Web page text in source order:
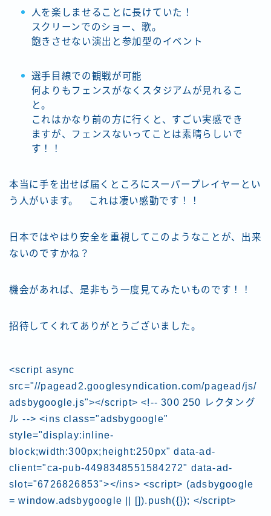
人を楽しませることに長けていた！
スクリーンでのショー、歌。
飽きさせない演出と参加型のイベント
選手目線での観戦が可能
何よりもフェンスがなくスタジアムが見れるこ
と。
これはかなり前の方に行くと、すごい実感でき
ますが、フェンスないってことは素晴らしいで
す！！
本当に手を出せば届くところにスーパープレイヤーとい
う人がいます。 これは凄い感動です！！
日本ではやはり安全を重視してこのようなことが、出来
ないのですかね？
機会があれば、是非もう一度見てみたいものです！！
招待してくれてありがとうございました。
<script async
src="//pagead2.googlesyndication.com/pagead/js/
adsbygoogle.js"></script> <!-- 300 250 レクタング
ル --> <ins class="adsbygoogle"
style="display:inline-
block;width:300px;height:250px" data-ad-
client="ca-pub-4498348551584272" data-ad-
slot="6726826853"></ins> <script> (adsbygoogle
= window.adsbygoogle || []).push({}); </script>